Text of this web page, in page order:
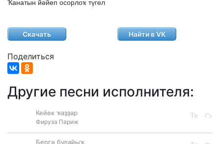
Ҡанатын йәйеп осорлоҡ түгел
Скачать Найти в VK
Поделиться
Другие песни исполнителя:
Кейек ҡаҙҙар
Фируза Париж
Бергә булайыҡ